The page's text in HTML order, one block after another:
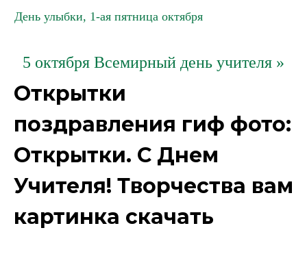
День улыбки, 1-ая пятница октября
5 октября Всемирный день учителя »
Открытки
поздравления гиф фото:
Открытки. С Днем
Учителя! Творчества вам
картинка скачать